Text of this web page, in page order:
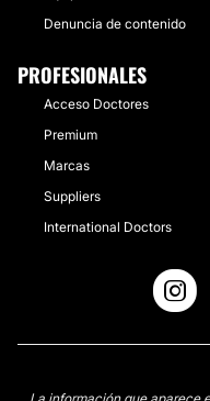
Denuncia de contenido
PROFESIONALES
Acceso Doctores
Premium
Marcas
Suppliers
International Doctors